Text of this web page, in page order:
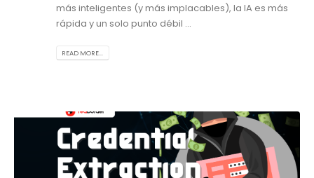
más inteligentes (y más implacables), la IA es más
rápida y un solo punto débil ...
READ MORE...